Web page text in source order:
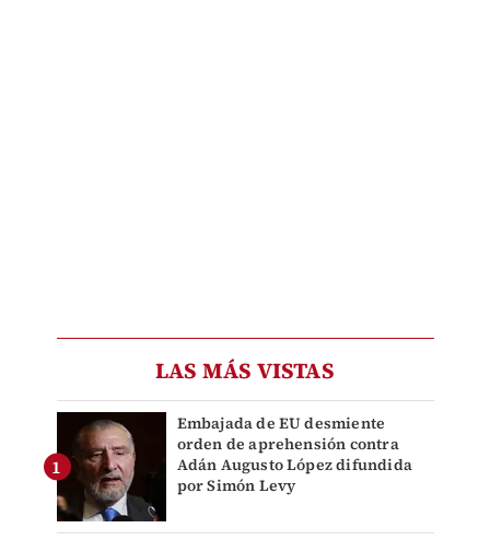
LAS MÁS VISTAS
Embajada de EU desmiente
orden de aprehensión contra
Adán Augusto López difundida
por Simón Levy